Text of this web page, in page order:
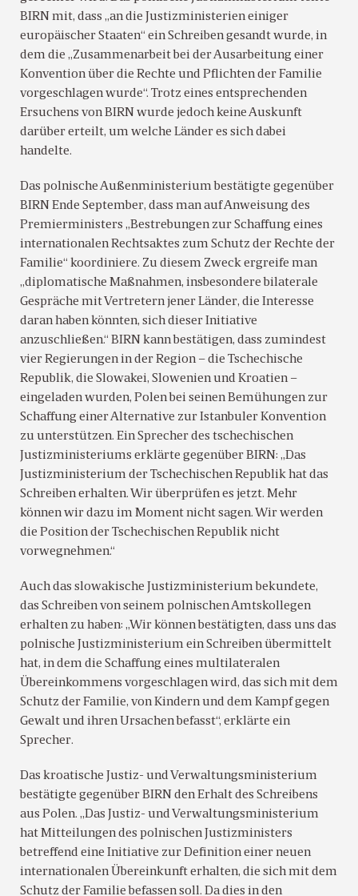
BIRN mit, dass „an die Justizministerien einiger
europäischer Staaten“ ein Schreiben gesandt wurde, in
dem die „Zusammenarbeit bei der Ausarbeitung einer
Konvention über die Rechte und Pflichten der Familie
vorgeschlagen wurde“. Trotz eines entsprechenden
Ersuchens von BIRN wurde jedoch keine Auskunft
darüber erteilt, um welche Länder es sich dabei
handelte.
Das polnische Außenministerium bestätigte gegenüber
BIRN Ende September, dass man auf Anweisung des
Premierministers „Bestrebungen zur Schaffung eines
internationalen Rechtsaktes zum Schutz der Rechte der
Familie“ koordiniere. Zu diesem Zweck ergreife man
„diplomatische Maßnahmen, insbesondere bilaterale
Gespräche mit Vertretern jener Länder, die Interesse
daran haben könnten, sich dieser Initiative
anzuschließen.“ BIRN kann bestätigen, dass zumindest
vier Regierungen in der Region – die Tschechische
Republik, die Slowakei, Slowenien und Kroatien –
eingeladen wurden, Polen bei seinen Bemühungen zur
Schaffung einer Alternative zur Istanbuler Konvention
zu unterstützen. Ein Sprecher des tschechischen
Justizministeriums erklärte gegenüber BIRN: „Das
Justizministerium der Tschechischen Republik hat das
Schreiben erhalten. Wir überprüfen es jetzt. Mehr
können wir dazu im Moment nicht sagen. Wir werden
die Position der Tschechischen Republik nicht
vorwegnehmen.“
Auch das slowakische Justizministerium bekundete,
das Schreiben von seinem polnischen Amtskollegen
erhalten zu haben: „Wir können bestätigten, dass uns das
polnische Justizministerium ein Schreiben übermittelt
hat, in dem die Schaffung eines multilateralen
Übereinkommens vorgeschlagen wird, das sich mit dem
Schutz der Familie, von Kindern und dem Kampf gegen
Gewalt und ihren Ursachen befasst“, erklärte ein
Sprecher.
Das kroatische Justiz- und Verwaltungsministerium
bestätigte gegenüber BIRN den Erhalt des Schreibens
aus Polen. „Das Justiz- und Verwaltungsministerium
hat Mitteilungen des polnischen Justizministers
betreffend eine Initiative zur Definition einer neuen
internationalen Übereinkunft erhalten, die sich mit dem
Schutz der Familie befassen soll. Da dies in den